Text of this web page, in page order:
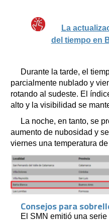
La
del tiempo en
Durante la tarde, el
parcialmente nublado y
rotando al sudeste. El
alto y la visibilidad se
La noche, en tanto, se
aumento de nubosidad y
viernes una temperatura
Consejos para
El SMN emitió una serie